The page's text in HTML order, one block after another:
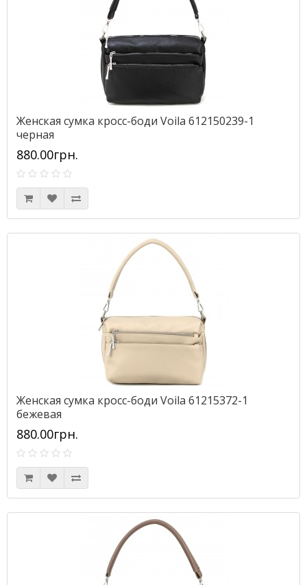
Женская сумка кросс-боди Voila 612150239-1
черная
880.00грн.
Женская сумка кросс-боди Voila 61215372-1
бежевая
880.00грн.